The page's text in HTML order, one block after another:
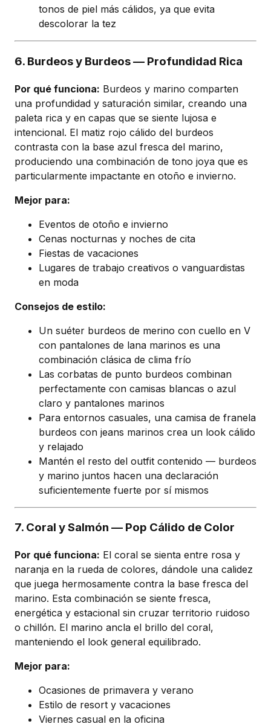
tonos de piel más cálidos, ya que evita
descolorar la tez
6. Burdeos y Burdeos — Profundidad Rica
Por qué funciona: Burdeos y marino comparten
una profundidad y saturación similar, creando una
paleta rica y en capas que se siente lujosa e
intencional. El matiz rojo cálido del burdeos
contrasta con la base azul fresca del marino,
produciendo una combinación de tono joya que es
particularmente impactante en otoño e invierno.
Mejor para:
Eventos de otoño e invierno
Cenas nocturnas y noches de cita
Fiestas de vacaciones
Lugares de trabajo creativos o vanguardistas
en moda
Consejos de estilo:
Un suéter burdeos de merino con cuello en V
con pantalones de lana marinos es una
combinación clásica de clima frío
Las corbatas de punto burdeos combinan
perfectamente con camisas blancas o azul
claro y pantalones marinos
Para entornos casuales, una camisa de franela
burdeos con jeans marinos crea un look cálido
y relajado
Mantén el resto del outfit contenido — burdeos
y marino juntos hacen una declaración
suficientemente fuerte por sí mismos
7. Coral y Salmón — Pop Cálido de Color
Por qué funciona: El coral se sienta entre rosa y
naranja en la rueda de colores, dándole una calidez
que juega hermosamente contra la base fresca del
marino. Esta combinación se siente fresca,
energética y estacional sin cruzar territorio ruidoso
o chillón. El marino ancla el brillo del coral,
manteniendo el look general equilibrado.
Mejor para:
Ocasiones de primavera y verano
Estilo de resort y vacaciones
Viernes casual en la oficina